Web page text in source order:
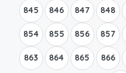
845 846 847 848
854 855 856 857
863 864 865 866